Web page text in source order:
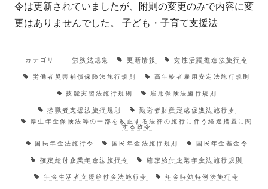
令は更新されていましたが、附則の変更のみで内容に変
更はありませんでした。 子ども・子育て支援法
カテゴリ 労務法規集 更新情報 女性活躍推進法施行令
労働者災害補償保険法施行規則 高年齢者雇用安定法施行規則
技能実習法施行規則 雇用保険法施行規則
求職者支援法施行規則
勤労者財産形成促進法施行令
厚生年金保険法等の一部を改正する法律の施行に伴う経過措置に関
する政令
国民年金法施行令 国民年金法施行規則 国民年金基金令
確定給付企業年金法施行令 確定給付企業年金法施行規則
年金生活者支援給付金法施行令 年金時効特例法施行令